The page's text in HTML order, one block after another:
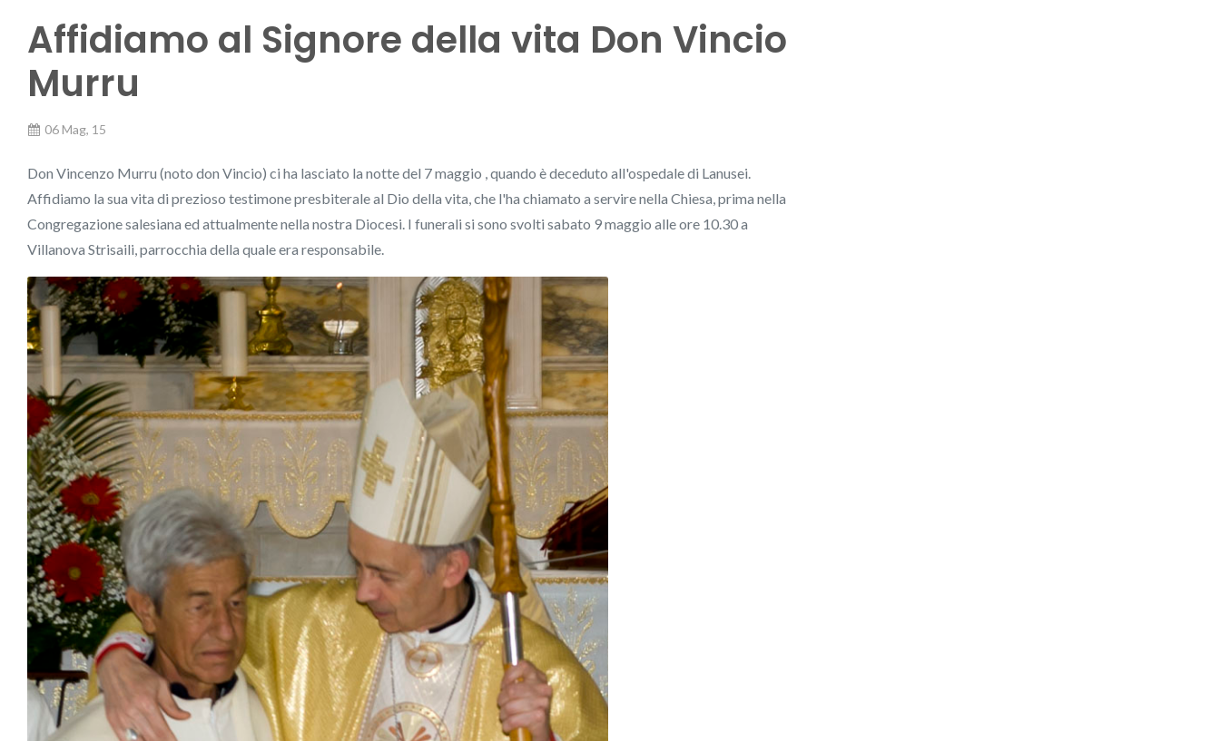
Affidiamo al Signore della vita Don Vincio
Murru
06 Mag, 15
Don Vincenzo Murru (noto don Vincio) ci ha lasciato la notte del 7 maggio , quando è deceduto all'ospedale di Lanusei.
Affidiamo la sua vita di prezioso testimone presbiterale al Dio della vita, che l'ha chiamato a servire nella Chiesa, prima nella
Congregazione salesiana ed attualmente nella nostra Diocesi. I funerali si sono svolti sabato 9 maggio alle ore 10.30 a
Villanova Strisaili, parrocchia della quale era responsabile.